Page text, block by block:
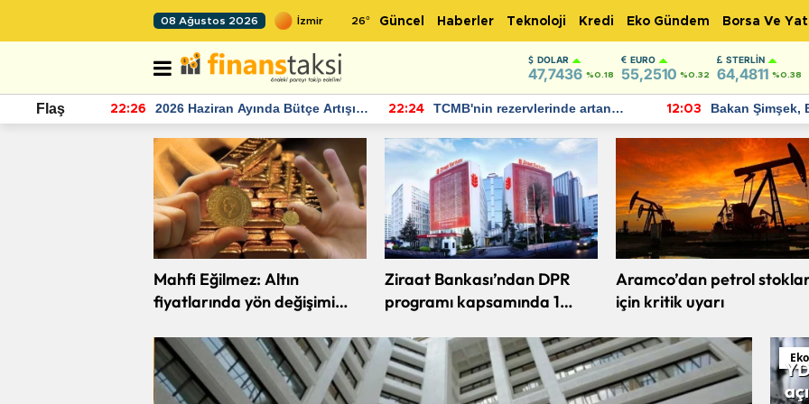
08 Ağustos 2026 26° Güncel Haberler Teknoloji Kredi Eko Gündem Borsa Ve
DOLAR
47,7436 %0.18
EURO
55,2510 %0.32
STERLIN
64,4811 %0.38
Flaş
2026 Haziran Ayında Bütçe Artışı
Yaşandı
22:24
TCMB'nin rezervlerinde artan
momentum devam ediyor
12:03
Bakan Şimşek, Batman Havalimanı
için umut verici açıklamalarda
bulundu
Mahfi Eğilmez: Altın
fiyatlarında yön değişimi
kaynaklanıyor
Ziraat Bankası’ndan DPR
programı kapsamında 1
Aramco’dan petrol
için kritik uyarı
Eko Gündem
Çiftçilere 226,7 milyon liralık
destek bugün hesaplarda
Eko Gündem
Vergi denetiminde yapay zeka
dönemi: KAŞİF devrede